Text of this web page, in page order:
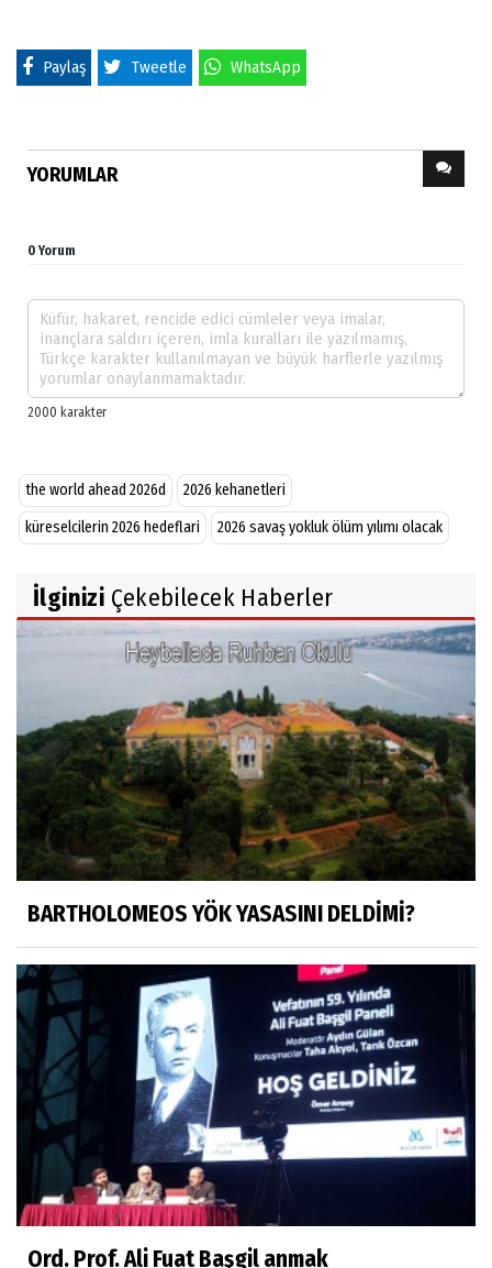
Paylaş Tweetle WhatsApp
YORUMLAR
0 Yorum
the world ahead 2026d
2026 kehanetleri
küreselcilerin 2026 hedeflari
2026 savaş yokluk ölüm yılımı olacak
İlginizi Çekebilecek Haberler
BARTHOLOMEOS YÖK YASASINI DELDİMİ?
Ord. Prof. Ali Fuat Başgil anmak